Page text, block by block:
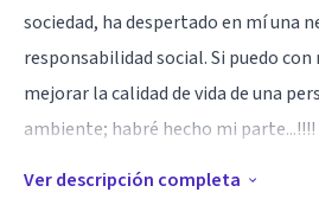
sociedad, ha despertado en mí una
responsabilidad social. Si puedo
mejorar la calidad de vida de una
ambiente; habré hecho mi parte...!!!!
Especialidad
Ver descripción completa